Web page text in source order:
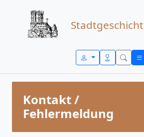
Kontakt /
Fehlermeldung